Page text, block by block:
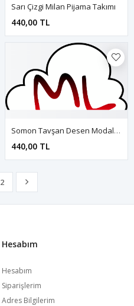
Sarı Çizgi Milan Pijama Takımı
440,00 TL
Somon Tavşan Desen Modal Pijama Takımı
440,00 TL
2
Hesabım
Hesabım
Siparişlerim
Adres Bilgilerim